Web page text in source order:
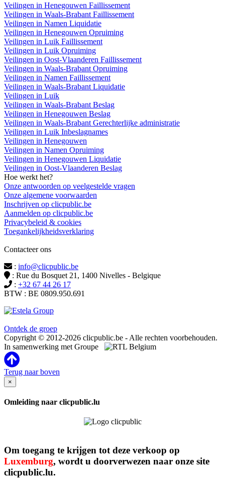
Veilingen in Henegouwen Faillissement
Veilingen in Waals-Brabant Faillissement
Veilingen in Namen Liquidatie
Veilingen in Henegouwen Opruiming
Veilingen in Luik Faillissement
Veilingen in Luik Opruiming
Veilingen in Oost-Vlaanderen Faillissement
Veilingen in Waals-Brabant Opruiming
Veilingen in Namen Faillissement
Veilingen in Waals-Brabant Liquidatie
Veilingen in Luik
Veilingen in Waals-Brabant Beslag
Veilingen in Henegouwen Beslag
Veilingen in Waals-Brabant Gerechterlijke administratie
Veilingen in Luik Inbeslagnames
Veilingen in Henegouwen
Veilingen in Namen Opruiming
Veilingen in Henegouwen Liquidatie
Veilingen in Oost-Vlaanderen Beslag
Hoe werkt het?
Onze antwoorden op veelgestelde vragen
Onze algemene voorwaarden
Inschrijven op clicpublic.be
Aanmelden op clicpublic.be
Privacybeleid & cookies
Toegankelijkheidsverklaring
Contacteer ons
: info@clicpublic.be
: Rue du Bosquet 21, 1400 Nivelles - Belgique
: +32 67 44 26 17
BTW : BE 0809.950.691
Ontdek de groep
Copyright © 2012-2026 clicpublic.be - Alle rechten voorbehouden.
In samenwerking met Groupe
Terug naar boven
×
Omleiding naar clicpublic.lu
Om toegang te krijgen tot deze verkoop op
Luxemburg, wordt u doorverwezen naar onze site
clicpublic.lu.